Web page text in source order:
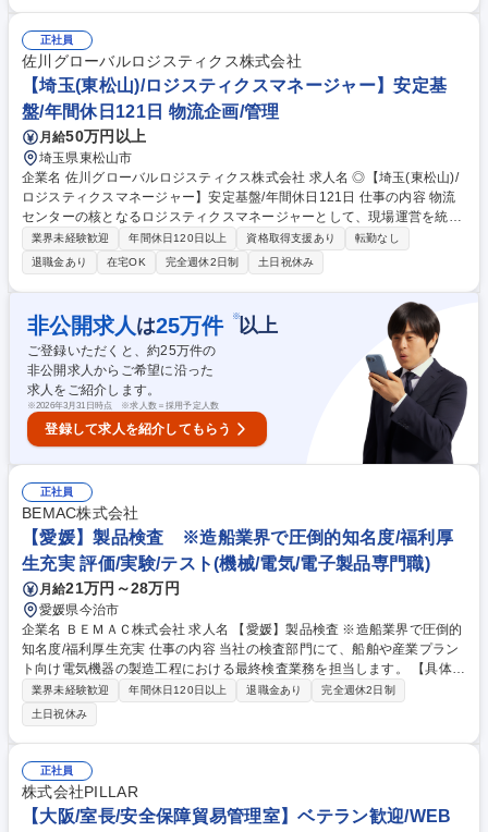
との企画立案、設計打合せ ■生産部門との製品設計・仕様などの調整業務
■その他（顧客からの依頼業務対応など） ★豊富なOEM実績と研究開発力
を背景に、販促手段の立案・販売支援までトータルでサポートし、お客様
のビジネス成功に貢献いただくことが可能です！ 募集職種 アピ【岐阜/法
人営業】健康食品の企画提案営業/健康食品総合受託メーカー最大手
正社員
佐川グローバルロジスティクス株式会社
【埼玉(東松山)/ロジスティクスマネージャー】安定基
盤/年間休日121日 物流企画/管理
月給50万円以上
埼玉県東松山市
企業名 佐川グローバルロジスティクス株式会社 求人名 ◎【埼玉(東松山)/
ロジスティクスマネージャー】安定基盤/年間休日121日 仕事の内容 物流
センターの核となるロジスティクスマネージャーとして、現場運営を統
括・プロデュースします。最適な物流戦略を提案・実行し、現場の生産性
を最大化するミッションを担い、収支や人員の管理を遂行します。 ■戦略
的マネジメント：物流センター全体の入出荷、在庫、人員、収支管理や、
データに基づいた効率的な運営の設計と実行を担当します。 ■顧客提案：
お客様の課題を分析し、コスト削減やリードタイム短縮などの最適なソリ
ューションを提案、交渉します。 ■現場改善：センターの状況を分析し、
改善活動やレイアウト設計を主導して、生産性向上をリードします。 募集
職種 ◎【埼玉(東松山)/ロジスティクスマネージャー】安定基盤/年間休日1
21日
業界未経験歓迎 年間休日120日以上 資格取得支援あり
転勤なし
退職金あり
在宅OK 完全週休2日制 土日祝休み
非公開求人 は25万件 ※以上
ご登録いただくと、約25万件の
非公開求人からご希望に沿った
求人をご紹介します。
※2026年3月31日時点 ※求人数＝採用予定人数
登録して求人を紹介してもらう
正社員
BEMAC株式会社
【愛媛】製品検査 ※造船業界で圧倒的知名度/福利厚
生充実 評価/実験/テスト(機械/電気/電子製品専門職)
月給21万円～28万円
愛媛県今治市
企業名 ＢＥＭＡＣ株式会社 求人名 【愛媛】製品検査 ※造船業界で圧倒的
知名度/福利厚生充実 仕事の内容 当社の検査部門にて、船舶や産業プラン
ト向け電気機器の製造工程における最終検査業務を担当します。 【具体的
には】 ■完成品の通電チェックや動作検証 ■お客様への立会い 入社後は、
先輩社員がマンツーマンで業務を指導。多くの社員が未経験からスタート
しているため、安心して取り組める環境です。 ※変更の範囲：当社の事業
全般 募集職種 【愛媛】製品検査 ※造船業界で圧倒的知名度/福利厚生充実
業界未経験歓迎 年間休日120日以上 退職金あり
完全週休2日制
土日祝休み
正社員
株式会社PILLAR
【大阪/室長/安全保障貿易管理室】ベテラン歓迎/WEB